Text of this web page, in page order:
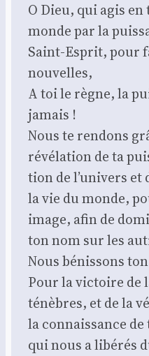
O Dieu, qui agis
monde par la
Saint-Esprit, pour
nou­velles,
A toi le règne, la
jamais !
Nous te ren­dons
révé­la­tion de ta
tion de l’u­ni­vers et
la vie du monde,
image, afin de
ton nom sur les
Nous bénis­sons
Pour la vic­toire de
ténèbres, et de la
la connais­sance
qui nous a libé­rés